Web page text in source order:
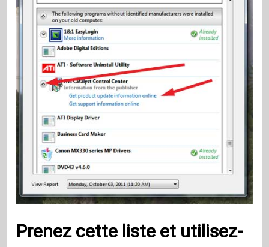
Prenez cette liste et utilisez-